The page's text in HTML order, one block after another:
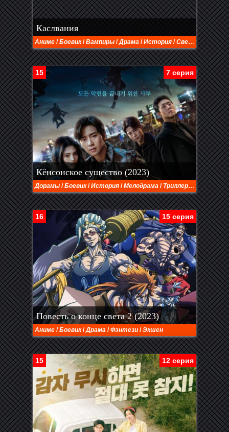
Каслвания
Аниме /Боевик/Вампиры /Драма /История /Сверхъестественное
7 серия
15
Кёнсонское существо (2023)
Дорамы /Боевик/История /Мелодрама / Триллер/Ужасы
15 серия
16
Повесть о конце света 2 (2023)
Аниме /Боевик/Драма /Фэнтези /Экшен
12 серия
15